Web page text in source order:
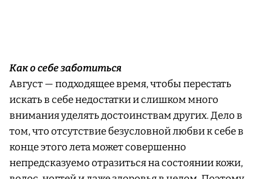
Как о себе заботиться
Август — подходящее время, чтобы перестать
искать в себе недостатки и слишком много
внимания уделять достоинствам других. Дело в
том, что отсутствие безусловной любви к себе в
конце этого лета может совершенно
непредсказуемо отразиться на состоянии кожи,